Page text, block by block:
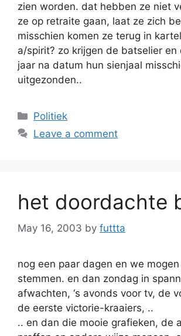
zien worden. dat hebben ze niet
ze op retraite gaan, laat ze zich
misschien komen ze terug in
a/spirit? zo krijgen de batselier en
jaar na datum hun sienjaal
uitgezonden..
Categories
Politiek
Leave a comment
het doordachte
May 16, 2003 by futtta
nog een paar dagen en we
stemmen. en dan zondag in
afwachten, ‘s avonds voor tv, de
de eerste victorie-kraaiers, ..
.. en dan die mooie grafieken, de